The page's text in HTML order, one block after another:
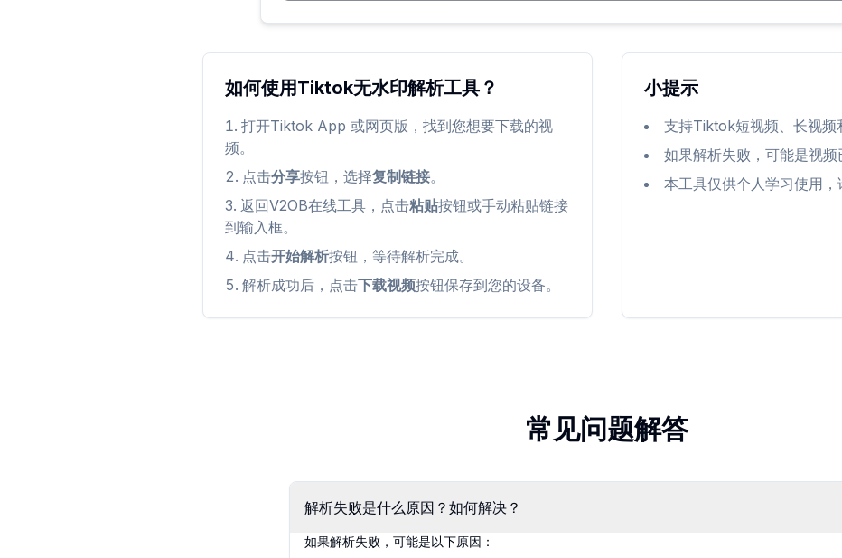
如何使用Tiktok无水印解析工具？
打开Tiktok App 或网页版，找到您想要下载的视
频。
点击分享按钮，选择复制链接。
返回V2OB在线工具，点击粘贴按钮或手动粘贴链接
到输入框。
点击开始解析按钮，等待解析完成。
解析成功后，点击下载视频按钮保存到您的设备。
小提示
支持Tiktok短视频、长视频
如果解析失败，可能是视频
本工具仅供个人学习使用，
常见问题解答
解析失败是什么原因？如何解决？
如果解析失败，可能是以下原因：